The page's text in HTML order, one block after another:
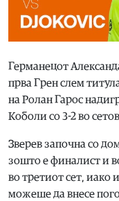
Германецот
прва Грен слем
на Ролан Гарос
Коболи со 3-2 во
Зверев започна со
зошто е финалист и
во третиот сет, иако
можеше да внесе